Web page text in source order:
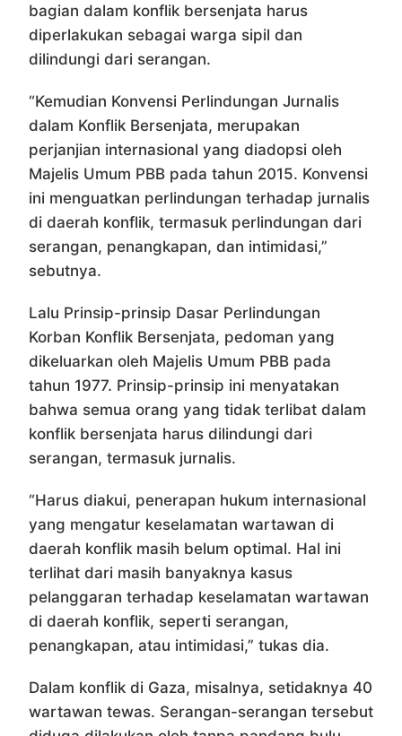
bagian dalam konflik bersenjata harus
diperlakukan sebagai warga sipil dan
dilindungi dari serangan.
“Kemudian Konvensi Perlindungan Jurnalis
dalam Konflik Bersenjata, merupakan
perjanjian internasional yang diadopsi oleh
Majelis Umum PBB pada tahun 2015. Konvensi
ini menguatkan perlindungan terhadap jurnalis
di daerah konflik, termasuk perlindungan dari
serangan, penangkapan, dan intimidasi,”
sebutnya.
Lalu Prinsip-prinsip Dasar Perlindungan
Korban Konflik Bersenjata, pedoman yang
dikeluarkan oleh Majelis Umum PBB pada
tahun 1977. Prinsip-prinsip ini menyatakan
bahwa semua orang yang tidak terlibat dalam
konflik bersenjata harus dilindungi dari
serangan, termasuk jurnalis.
“Harus diakui, penerapan hukum internasional
yang mengatur keselamatan wartawan di
daerah konflik masih belum optimal. Hal ini
terlihat dari masih banyaknya kasus
pelanggaran terhadap keselamatan wartawan
di daerah konflik, seperti serangan,
penangkapan, atau intimidasi,” tukas dia.
Dalam konflik di Gaza, misalnya, setidaknya 40
wartawan tewas. Serangan-serangan tersebut